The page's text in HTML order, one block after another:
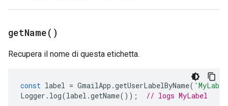
getName( )
Recupera il nome di questa etichetta.
const label = GmailApp .getUserLabelByName(
Logger . log(label .getName()); // logs MyLabel